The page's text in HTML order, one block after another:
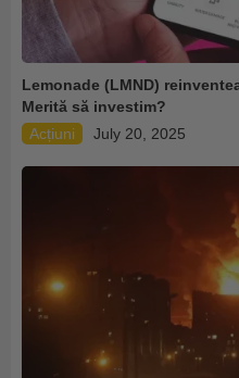
Lemonade (LMND)
Merită să investim?
Acțiuni
July 20, 2025